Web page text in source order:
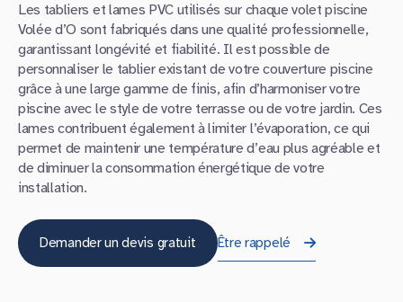
Les tabliers et lames PVC utilisés sur chaque volet piscine
Volée d’O sont fabriqués dans une qualité professionnelle,
garantissant longévité et fiabilité. Il est possible de
personnaliser le tablier existant de votre couverture piscine
grâce à une large gamme de finis, afin d’harmoniser votre
piscine avec le style de votre terrasse ou de votre jardin. Ces
lames contribuent également à limiter l’évaporation, ce qui
permet de maintenir une température d’eau plus agréable et
de diminuer la consommation énergétique de votre
installation.
Demander un devis gratuit Être rappelé